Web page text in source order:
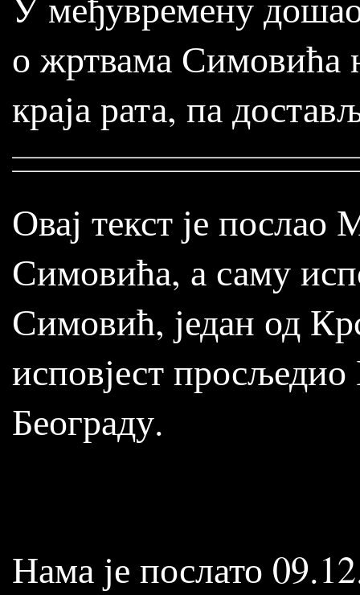
о жртвама Симовића
краја рата, па
Овај текст је
Симовића, а саму
Симовић, један од
исповјест
Београду.
Нама је послато